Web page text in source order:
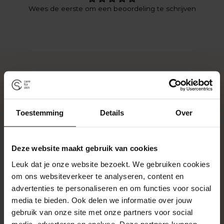
Toestemming Details Over
Deze website maakt gebruik van cookies
Leuk dat je onze website bezoekt. We gebruiken cookies
om ons websiteverkeer te analyseren, content en
advertenties te personaliseren en om functies voor social
media te bieden. Ook delen we informatie over jouw
gebruik van onze site met onze partners voor social
Wees de eerste om een beoordeling te schrijven